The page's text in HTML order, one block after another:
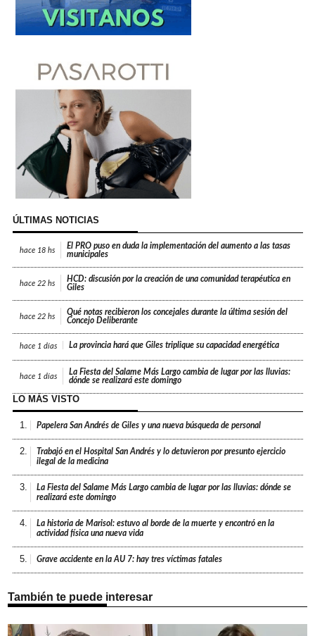
ÚLTIMAS NOTICIAS
hace 18 hs
El PRO puso en duda la implementación del aumento a las tasas
municipales
hace 22 hs
HCD: discusión por la creación de una comunidad terapéutica en
Giles
hace 22 hs
Qué notas recibieron los concejales durante la última sesión del
Concejo Deliberante
hace 1 días La provincia hará que Giles triplique su capacidad energética
hace 1 días
La Fiesta del Salame Más Largo cambia de lugar por las lluvias:
dónde se realizará este domingo
LO MÁS VISTO
1. Papelera San Andrés de Giles y una nueva búsqueda de personal
2.
Trabajó en el Hospital San Andrés y lo detuvieron por presunto ejercicio
ilegal de la medicina
3.
La Fiesta del Salame Más Largo cambia de lugar por las lluvias: dónde se
realizará este domingo
4.
La historia de Marisol: estuvo al borde de la muerte y encontró en la
actividad física una nueva vida
5. Grave accidente en la AU 7: hay tres víctimas fatales
También te puede interesar